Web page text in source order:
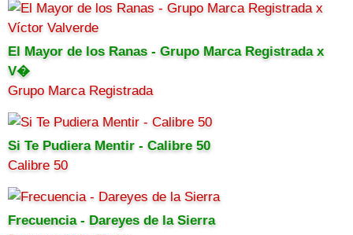
El Mayor de los Ranas - Grupo Marca Registrada x
V�
Grupo Marca Registrada
Si Te Pudiera Mentir - Calibre 50
Calibre 50
Frecuencia - Dareyes de la Sierra